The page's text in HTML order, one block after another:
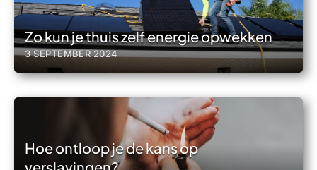
Zo kun je thuis zelf energie opwekken
3 SEPTEMBER 2024
Hoe ontloop je de kans op